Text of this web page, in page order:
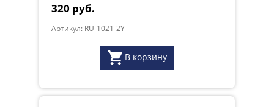
320 руб.
Артикул: RU-1021-2Y
В корзину